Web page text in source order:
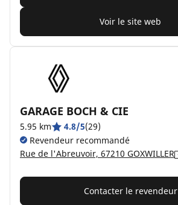
Voir le site web
GARAGE BOCH & CIE
5.95 km 4.8/5(29)
Revendeur recommandé
Rue de l'Abreuvoir, 67210 GOXWILLER
Contacter le revendeur